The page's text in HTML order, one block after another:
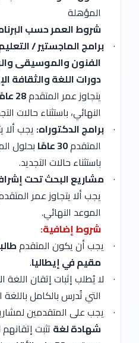
المؤهلة
شروط العمر حسب
· برامج الماجستير /
دورات اللغة والثقافة
يتجاوز عمر المتقدم28 عامًا
النهائي، باستثناء حالات
· برامج الدكتوراه: يجب ألا
المتقدم30 عامًا
بحلول
باستثناء حالات التجديد.
· مشاريع البحث تحت
يجب ألا يتجاوز عمر
الموعد النهائي.
شروط إضافية:
· يجب أن يكون المتقدم
مقيم في إيطاليا.
· لا يُطلب إثبات إتقان اللغة
التي تُدرس بالكامل باللغة
· يجب على المتقدمين
شهادة لغة تثبت إتقانهم